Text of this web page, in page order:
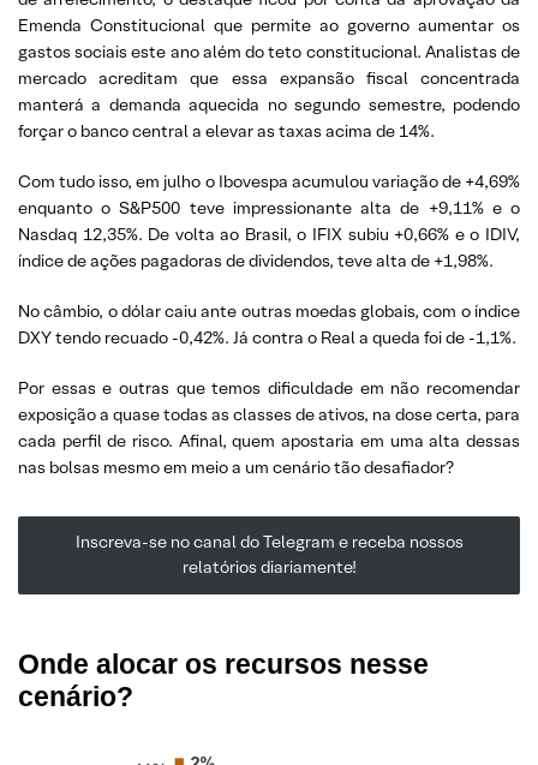
Emenda Constitucional que permite ao governo aumentar os
gastos sociais este ano além do teto constitucional. Analistas de
mercado acreditam que essa expansão fiscal concentrada
manterá a demanda aquecida no segundo semestre, podendo
forçar o banco central a elevar as taxas acima de 14%.
Com tudo isso, em julho o Ibovespa acumulou variação de +4,69%
enquanto o S&P500 teve impressionante alta de +9,11% e o
Nasdaq 12,35%. De volta ao Brasil, o IFIX subiu +0,66% e o IDIV,
índice de ações pagadoras de dividendos, teve alta de +1,98%.
No câmbio, o dólar caiu ante outras moedas globais, com o índice
DXY tendo recuado -0,42%. Já contra o Real a queda foi de -1,1%.
Por essas e outras que temos dificuldade em não recomendar
exposição a quase todas as classes de ativos, na dose certa, para
cada perfil de risco. Afinal, quem apostaria em uma alta dessas
nas bolsas mesmo em meio a um cenário tão desafiador?
Inscreva-se no canal do Telegram e receba nossos
relatórios diariamente!
Onde alocar os recursos nesse
cenário?